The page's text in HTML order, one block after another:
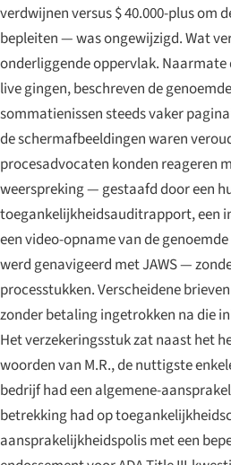
verdwijnen versus $ 40.000-plus om
bepleiten — was ongewijzigd. Wat
onderliggende oppervlak.
live gingen, beschreven de
sommatienissen steeds vaker
de schermafbeeldingen waren
procesadvocaten konden reageren
weerspreking — gestaafd door een
toegankelijkheidsauditrapport, een
een video-opname van de
werd genavigeerd met JAWS —
processtukken. Verscheidene
zonder betaling ingetrokken na die
Het verzekeringsstuk zat naast het
woorden van M.R., de nuttigste
bedrijf had een algemene-
betrekking had op
aansprakelijkheidspolis met een